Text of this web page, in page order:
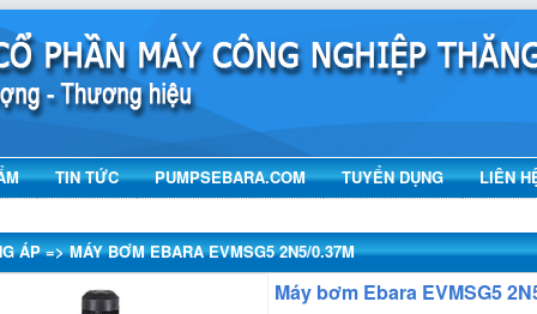
TIN TỨC PUMPSEBARA.COM TUYỂN DỤNG LIÊN
ÁP => MÁY BƠM EBARA EVMSG5 2N5/0.37M
Máy bơm Ebara EVMSG5